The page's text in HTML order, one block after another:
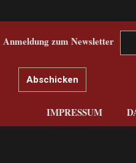
Anmeldung zum Newsletter
IMPRESSUM